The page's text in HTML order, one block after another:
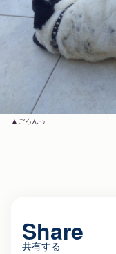
ごろんっ
Share
共有する